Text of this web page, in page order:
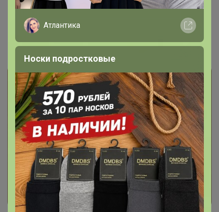
СИМА-LAND. Самая Сумасшедшая
Атлантика
Носки подростковые